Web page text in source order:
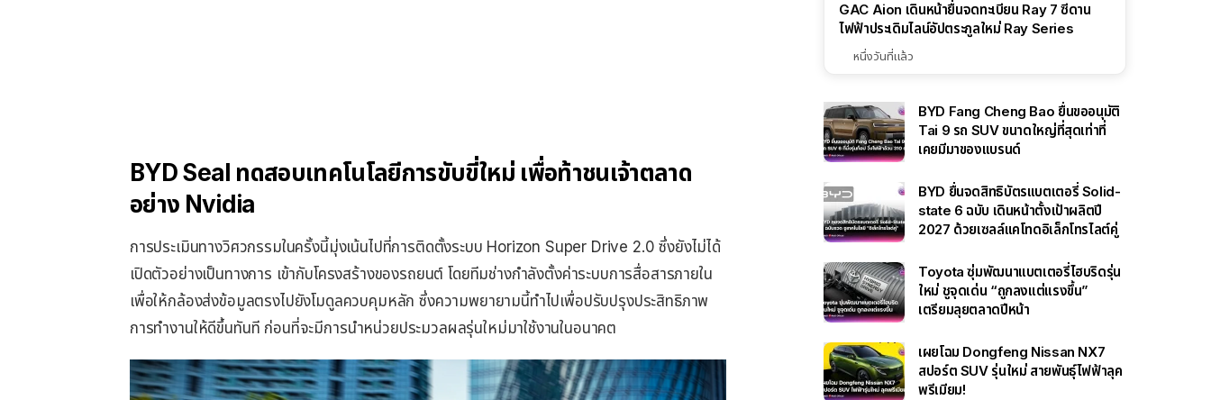
BYD Seal ทดสอบเทคโนโลยีการขับขี่ใหม่ เพื่อท้าชนเจ้าตลาด
อย่าง Nvidia
การประเมินทางวิศวกรรมในครั้งนี้มุ่งเน้นไปที่การติดตั้งระบบ Horizon Super Drive 2.0 ซึ่งยังไม่ได้
เปิดตัวอย่างเป็นทางการ เข้ากับโครงสร้างของรถยนต์ โดยทีมช่างกำลังตั้งค่าระบบการสื่อสารภายใน
เพื่อให้กล้องส่งข้อมูลตรงไปยังโมดูลควบคุมหลัก ซึ่งความพยายามนี้ทำไปเพื่อปรับปรุงประสิทธิภาพ
การทำงานให้ดีขึ้นทันที ก่อนที่จะมีการนำหน่วยประมวลผลรุ่นใหม่มาใช้งานในอนาคต
GAC Aion เดินหน้ายื่นจดทะเบียน Ray 7 ซีดาน
ไฟฟ้าประเดิมไลน์อัปตระกูลใหม่ Ray Series
หนึ่งวันที่แล้ว
BYD Fang Cheng Bao ยื่นขออนุมัติ
Tai 9 รถ SUV ขนาดใหญ่ที่สุดเท่าที่
เคยมีมาของแบรนด์
BYD ยื่นจดสิทธิบัตรแบตเตอรี่ Solid-
state 6 ฉบับ เดินหน้าตั้งเป้าผลิตปี
2027 ด้วยเซลล์แคโทดอิเล็กโทรไลต์คู่
Toyota ซุ่มพัฒนาแบตเตอรี่ไฮบริดรุ่น
ใหม่ ชูจุดเด่น “ถูกลงแต่แรงขึ้น”
เตรียมลุยตลาดปีหน้า
เผยโฉม Dongfeng Nissan NX7
สปอร์ต SUV รุ่นใหม่ สายพันธุ์ไฟฟ้าลุค
พรีเมียม!